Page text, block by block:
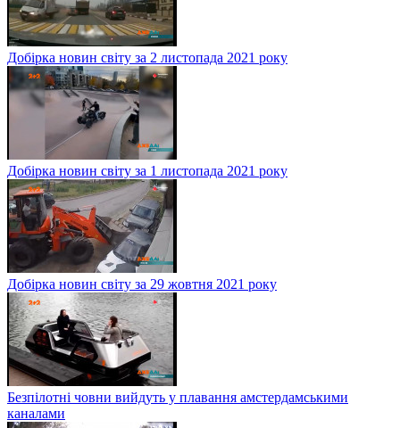
Добірка новин світу за 2 листопада 2021 року
Добірка новин світу за 1 листопада 2021 року
Добірка новин світу за 29 жовтня 2021 року
Безпілотні човни вийдуть у плавання амстердамськими
каналами